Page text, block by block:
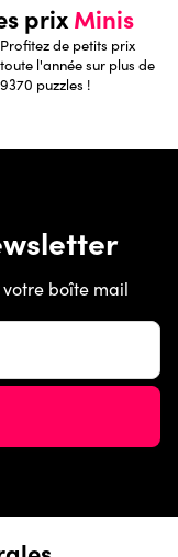
prixMinis
Profitez de petits prix
toute l'année sur plus de
9370 puzzles !
votre boîte mail